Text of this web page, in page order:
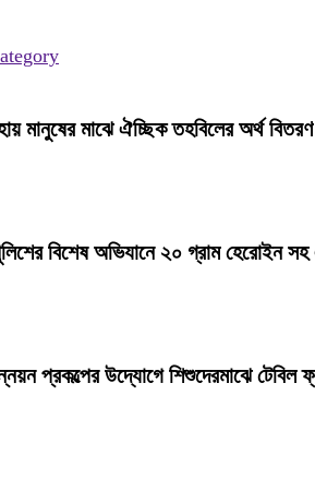
মানুষের মাঝে ঐচ্ছিক তহবিলের অর্থ
বিশেষ অভিযানে ২০ গ্রাম হেরোইন
প্রকল্পের উদ্যোগে শিশুদেরমাঝে